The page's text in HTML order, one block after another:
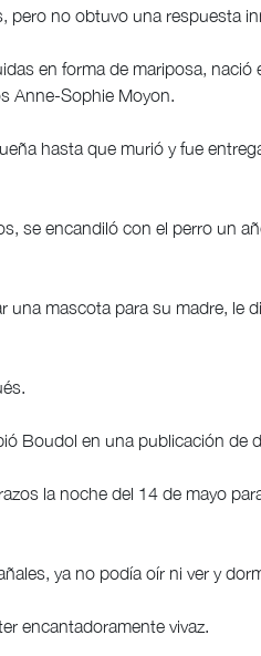
pero no obtuvo una respuesta
en forma de mariposa, nació
Anne-Sophie Moyon.
hasta que murió y fue
se encandiló con el perro un
una mascota para su madre, le
Boudol en una publicación de
la noche del 14 de mayo
ya no podía oír ni ver y
encantadoramente vivaz.